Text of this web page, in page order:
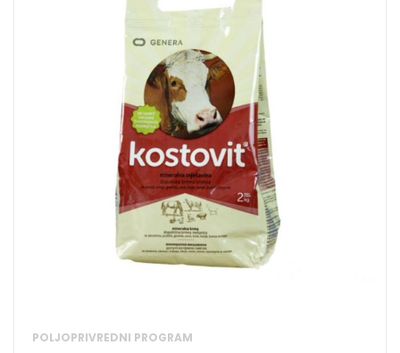
POLJOPRIVREDNI PROGRAM